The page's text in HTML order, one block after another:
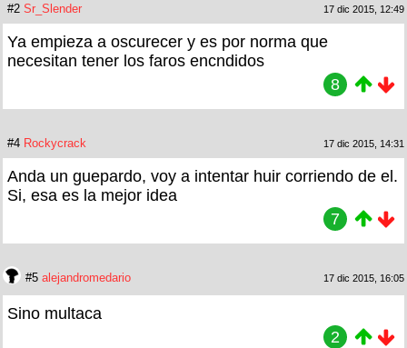
#2 Sr_Slender 17 dic 2015, 12:49
Ya empieza a oscurecer y es por norma que
necesitan tener los faros encndidos
8
#4 Rockycrack 17 dic 2015, 14:31
Anda un guepardo, voy a intentar huir corriendo de el.
Si, esa es la mejor idea
7
#5 alejandromedario 17 dic 2015, 16:05
Sino multaca
2